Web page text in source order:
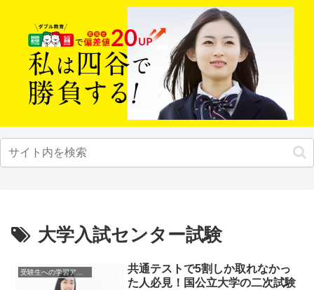
大学入試センター試験
共通テストで5割しか取れなかっ
た人必見！国公立大学の二次試験